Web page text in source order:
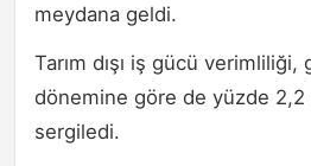
meydana geldi.
Tarım dışı iş gücü verimliliği,
dönemine göre de yüzde 2,2
sergiledi.